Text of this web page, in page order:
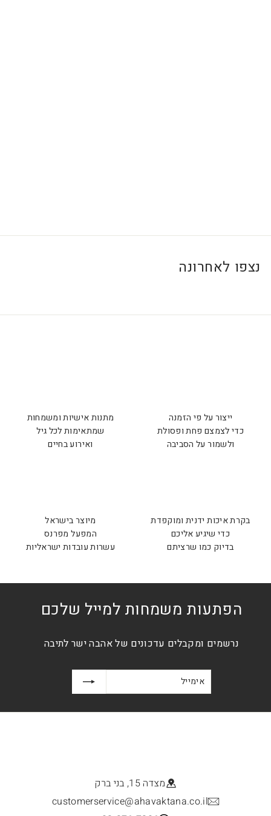
נצפו לאחרונה
ייצור על פי הזמנה
כדי לצמצם פחת ופסולת
ולשמור על הסביבה
מתנות אישיות ומשמחות
שמתאימות לכל גיל
ואירוע בחיים
בקרת איכות ידנית ומוקפדת
כדי שיגיע אליכם
בדיוק כמו שרציתם
מיוצר בישראל
המפעל מפרנס
עשרות עובדות ישראליות
הפתעות משמחות למייל שלכם
נרשמים ומקבלים עדכונים של אהבה ישר לתיבה
מצדה 15, בני ברק
customerservice@ahavaktana.co.il